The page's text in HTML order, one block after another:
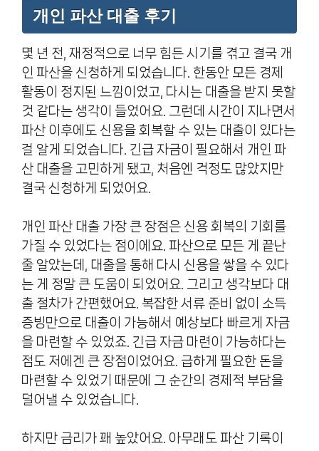
개인 파산 대출 후기
몇 년 전, 재정적으로 너무 힘든 시기를 겪고 결국 개
인 파산을 신청하게 되었습니다. 한동안 모든 경제
활동이 정지된 느낌이었고, 다시는 대출을 받지 못할
것 같다는 생각이 들었어요. 그런데 시간이 지나면서
파산 이후에도 신용을 회복할 수 있는 대출이 있다는
걸 알게 되었습니다. 긴급 자금이 필요해서 개인 파
산 대출을 고민하게 됐고, 처음엔 걱정도 많았지만
결국 신청하게 되었어요.
개인 파산 대출 가장 큰 장점은 신용 회복의 기회를
가질 수 있었다는 점이에요. 파산으로 모든 게 끝난
줄 알았는데, 대출을 통해 다시 신용을 쌓을 수 있다
는 게 정말 큰 도움이 되었어요. 그리고 생각보다 대
출 절차가 간편했어요. 복잡한 서류 준비 없이 소득
증빙만으로 대출이 가능해서 예상보다 빠르게 자금
을 마련할 수 있었죠. 긴급 자금 마련이 가능하다는
점도 저에겐 큰 장점이었어요. 급하게 필요한 돈을
마련할 수 있었기 때문에 그 순간의 경제적 부담을
덜어낼 수 있었습니다.
하지만 금리가 꽤 높았어요. 아무래도 파산 기록이